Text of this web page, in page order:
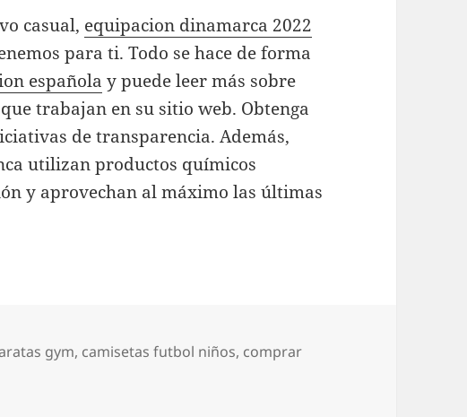
casual, equipacion dinamarca 2022
para ti. Todo se hace de forma
española y puede leer más sobre
trabajan en su sitio web. Obtenga
de transparencia. Además,
utilizan productos químicos
y aprovechan al máximo las últimas
gym, camisetas futbol niños, comprar